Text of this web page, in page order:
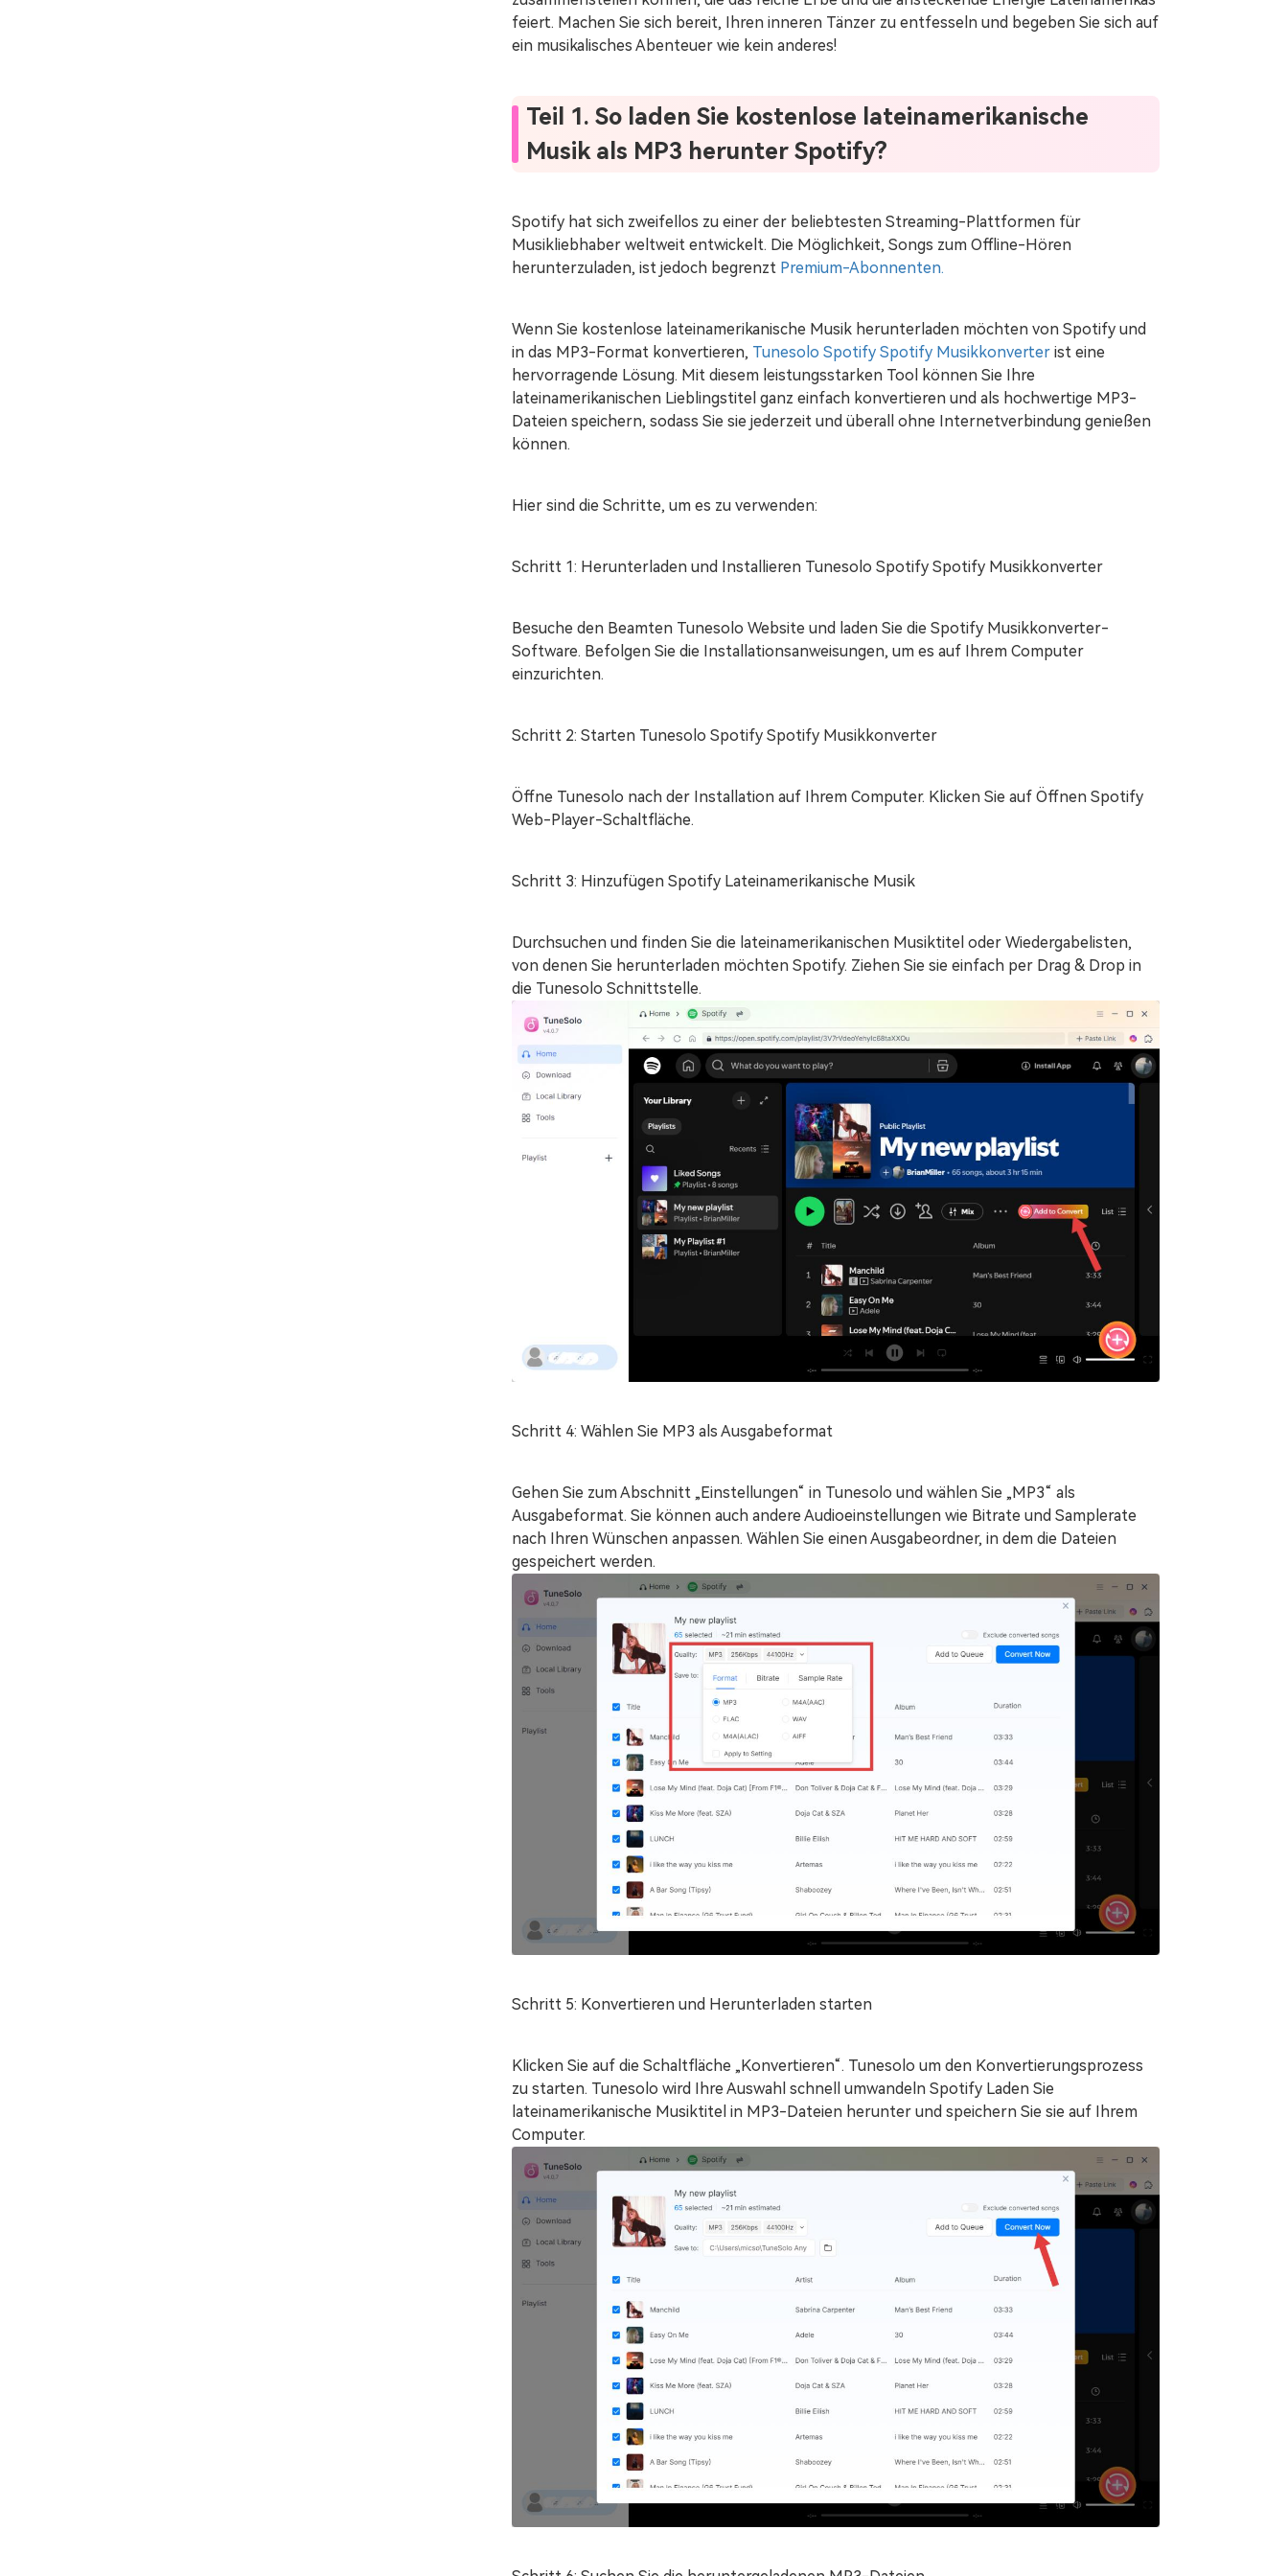
feiert. Machen Sie sich bereit, Ihren inneren Tänzer zu entfesseln und begeben Sie sich auf
ein musikalisches Abenteuer wie kein anderes!
Teil 1. So laden Sie kostenlose lateinamerikanische
Musik als MP3 herunter Spotify?
Spotify hat sich zweifellos zu einer der beliebtesten Streaming-Plattformen für
Musikliebhaber weltweit entwickelt. Die Möglichkeit, Songs zum Offline-Hören
herunterzuladen, ist jedoch begrenzt Premium-Abonnenten.
Wenn Sie kostenlose lateinamerikanische Musik herunterladen möchten von Spotify und
in das MP3-Format konvertieren, Tunesolo Spotify Spotify Musikkonverter ist eine
hervorragende Lösung. Mit diesem leistungsstarken Tool können Sie Ihre
lateinamerikanischen Lieblingstitel ganz einfach konvertieren und als hochwertige MP3-
Dateien speichern, sodass Sie sie jederzeit und überall ohne Internetverbindung genießen
können.
Hier sind die Schritte, um es zu verwenden:
Schritt 1: Herunterladen und Installieren Tunesolo Spotify Spotify Musikkonverter
Besuche den Beamten Tunesolo Website und laden Sie die Spotify Musikkonverter-
Software. Befolgen Sie die Installationsanweisungen, um es auf Ihrem Computer
einzurichten.
Schritt 2: Starten Tunesolo Spotify Spotify Musikkonverter
Öffne Tunesolo nach der Installation auf Ihrem Computer. Klicken Sie auf Öffnen Spotify
Web-Player-Schaltfläche.
Schritt 3: Hinzufügen Spotify Lateinamerikanische Musik
Durchsuchen und finden Sie die lateinamerikanischen Musiktitel oder Wiedergabelisten,
von denen Sie herunterladen möchten Spotify. Ziehen Sie sie einfach per Drag & Drop in
die Tunesolo Schnittstelle.
Schritt 4: Wählen Sie MP3 als Ausgabeformat
Gehen Sie zum Abschnitt „Einstellungen“ in Tunesolo und wählen Sie „MP3“ als
Ausgabeformat. Sie können auch andere Audioeinstellungen wie Bitrate und Samplerate
nach Ihren Wünschen anpassen. Wählen Sie einen Ausgabeordner, in dem die Dateien
gespeichert werden.
Schritt 5: Konvertieren und Herunterladen starten
Klicken Sie auf die Schaltfläche „Konvertieren“. Tunesolo um den Konvertierungsprozess
zu starten. Tunesolo wird Ihre Auswahl schnell umwandeln Spotify Laden Sie
lateinamerikanische Musiktitel in MP3-Dateien herunter und speichern Sie sie auf Ihrem
Computer.